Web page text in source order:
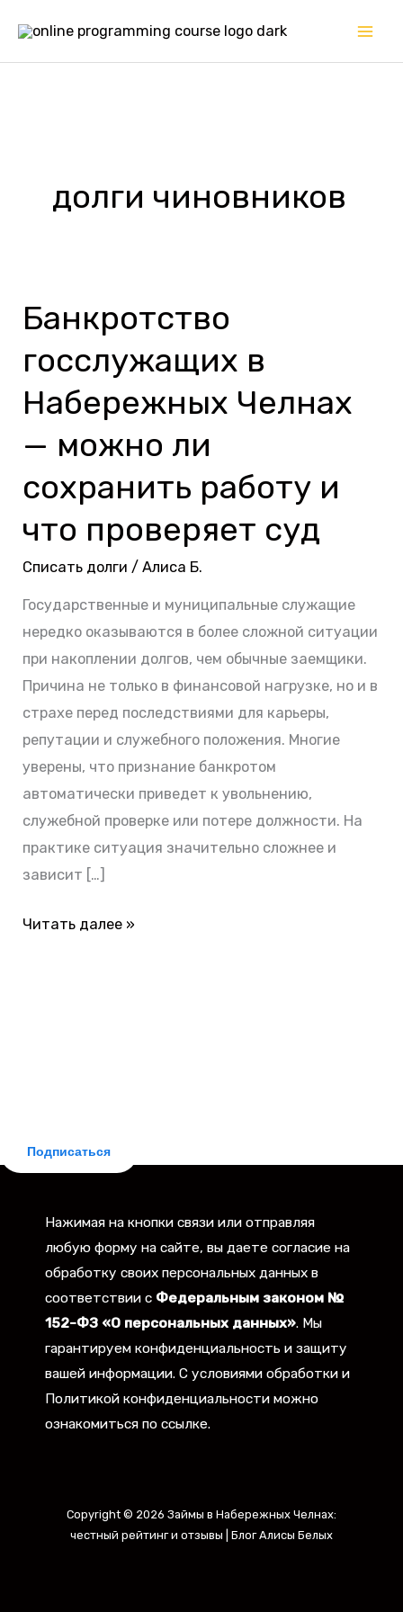
содержимому
долги чиновников
Банкротство
госслужащих в
Набережных Челнах
— можно ли
сохранить работу и
что проверяет суд
Списать долги /Алиса Б.
Государственные и муниципальные служащие
нередко оказываются в более сложной ситуации
при накоплении долгов, чем обычные заемщики.
Причина не только в финансовой нагрузке, но и в
страхе перед последствиями для карьеры,
репутации и служебного положения. Многие
уверены, что признание банкротом
автоматически приведет к увольнению,
служебной проверке или потере должности. На
практике ситуация значительно сложнее и
зависит […]
Банкротство
госслужащих
в
Набережных
Челнах
—
ли
сохранить
что
проверяет
суд
Читать далее »
Подписаться
Нажимая на кнопки связи или отправляя
любую форму на сайте, вы даете согласие на
обработку своих персональных данных в
соответствии с Федеральным законом №
152-ФЗ «О персональных данных». Мы
гарантируем конфиденциальность и защиту
вашей информации. С условиями обработки и
Политикой конфиденциальности можно
ознакомиться по ссылке.
Copyright © 2026 Займы в Набережных Челнах:
честный рейтинг и отзывы | Блог Алисы Белых